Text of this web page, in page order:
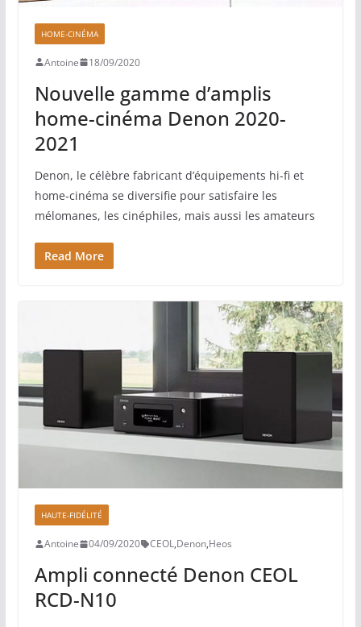
HOME-CINÉMA
Antoine 18/09/2020
Nouvelle gamme d’amplis
home-cinéma Denon 2020-
2021
Denon, le célèbre fabricant d’équipements hi-fi et
home-cinéma se diversifie pour satisfaire les
mélomanes, les cinéphiles, mais aussi les amateurs
Read More
HAUTE-FIDÉLITÉ
Antoine 04/09/2020 CEOL,Denon,Heos
Ampli connecté Denon CEOL
RCD-N10